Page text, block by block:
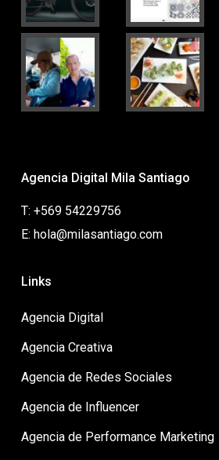
Agencia Digital Mila Santiago
T: +569 54229756
E: hola@milasantiago.com
Links
Agencia Digital
Agencia Creativa
Agencia de Redes Sociales
Agencia de Influencer
Agencia de Performance Marketing